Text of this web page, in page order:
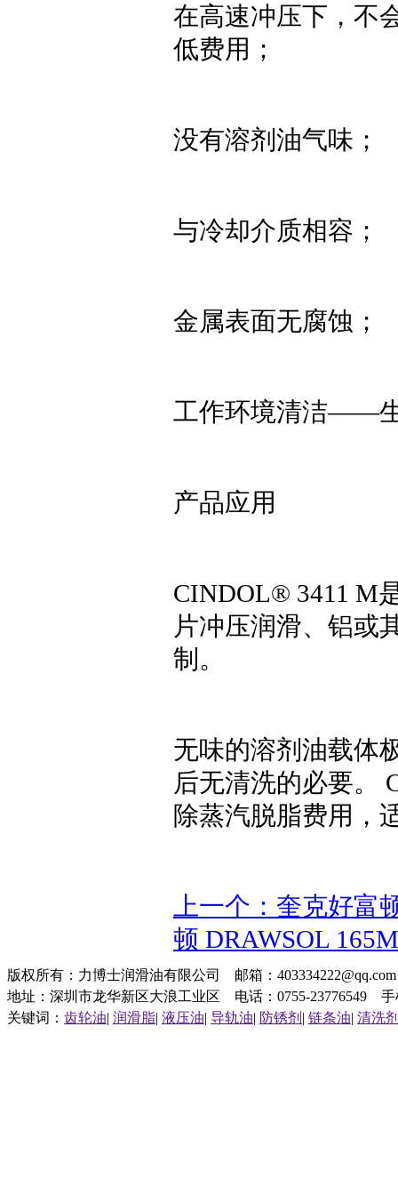
在高速冲压下，不
低费用；
没有溶剂油气味；
与冷却介质相容；
金属表面无腐蚀；
工作环境清洁——
产品应用
CINDOL® 3411 M
片冲压润滑、铝或
制。
无味的溶剂油载体
后无清洗的必要。
除蒸汽脱脂费用，
上一个：奎克好富
顿 DRAWSOL
版权所有：力博士润滑油有限公司 邮箱：
地址：深圳市龙华新区大浪工业区 电话：0755-23776549 手
关键词： 齿轮油| 润滑脂| 液压油| 导轨油| 防锈剂 | 链条油| 清洗